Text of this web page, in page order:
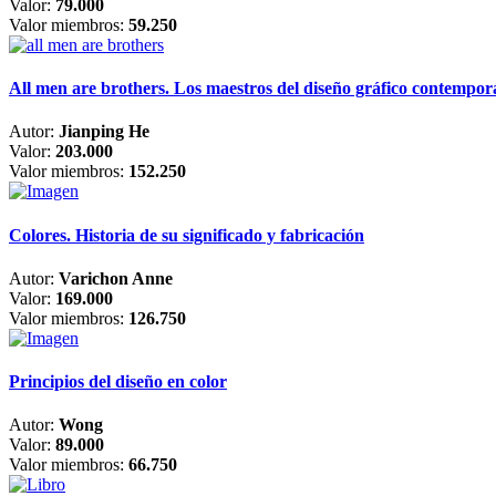
Valor: 79.000
Valor miembros: 59.250
All men are brothers. Los maestros del diseño gráfico
Autor: Jianping He
Valor: 203.000
Valor miembros: 152.250
Colores. Historia de su significado y fabricación
Autor: Varichon Anne
Valor: 169.000
Valor miembros: 126.750
Principios del diseño en color
Autor: Wong
Valor: 89.000
Valor miembros: 66.750